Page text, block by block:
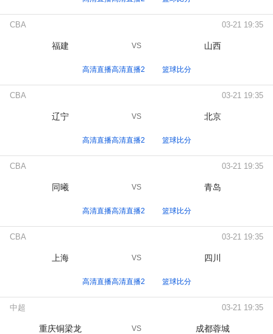
CBA 03-21 19:35
福建 VS 山西
高清直播高清直播2 篮球比分
CBA 03-21 19:35
辽宁 VS 北京
高清直播高清直播2 篮球比分
CBA 03-21 19:35
同曦 VS 青岛
高清直播高清直播2 篮球比分
CBA 03-21 19:35
上海 VS 四川
高清直播高清直播2 篮球比分
中超 03-21 19:35
重庆铜梁龙 VS 成都蓉城